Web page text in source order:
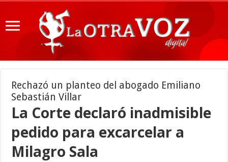
Rechazó un planteo del abogado Emiliano
Sebastián Villar
La Corte declaró inadmisible
pedido para excarcelar a
Milagro Sala